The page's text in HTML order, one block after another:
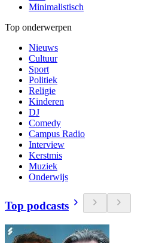
Minimalistisch
Top onderwerpen
Nieuws
Cultuur
Sport
Politiek
Religie
Kinderen
DJ
Comedy
Campus Radio
Interview
Kerstmis
Muziek
Onderwijs
Top podcasts